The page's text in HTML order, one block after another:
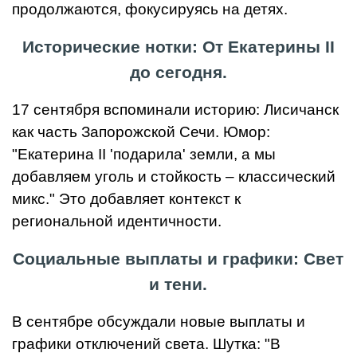
продолжаются, фокусируясь на детях.
Исторические нотки: От Екатерины II
до сегодня.
17 сентября вспоминали историю: Лисичанск
как часть Запорожской Сечи. Юмор:
"Екатерина II 'подарила' земли, а мы
добавляем уголь и стойкость – классический
микс." Это добавляет контекст к
региональной идентичности.
Социальные выплаты и графики: Свет
и тени.
В сентябре обсуждали новые выплаты и
графики отключений света. Шутка: "В